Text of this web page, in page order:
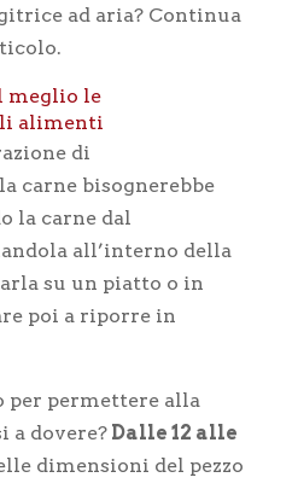
ad aria? Continua
meglio le
alimenti
di
carne bisognerebbe
la carne dal
all’interno della
su un piatto o in
poi a riporre in
per permettere alla
a dovere?Dalle 12 alle
dimensioni del pezzo